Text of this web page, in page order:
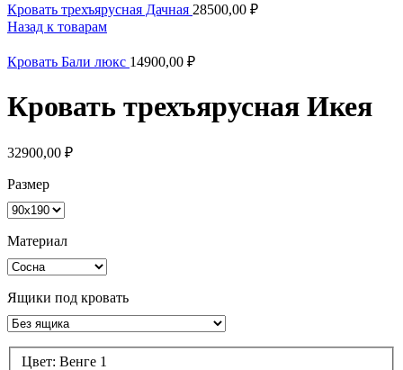
Кровать трехъярусная Дачная 28500,00 ₽
Назад к товарам
Кровать Бали люкс 14900,00 ₽
Кровать трехъярусная Икея
32900,00 ₽
Размер
Материал
Ящики под кровать
Цвет: Венге 1